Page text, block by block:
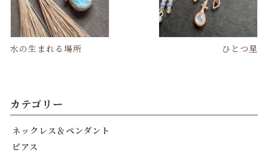
水の生まれる場所 ひとつ星
カテゴリー
ネックレス＆ペンダント
ピアス